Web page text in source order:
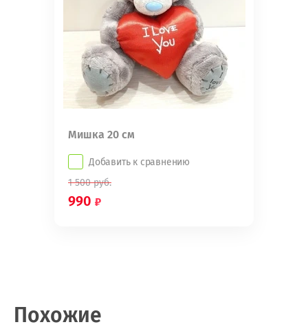
Мишка 20 см
Добавить к сравнению
1 500руб.
990
Похожие